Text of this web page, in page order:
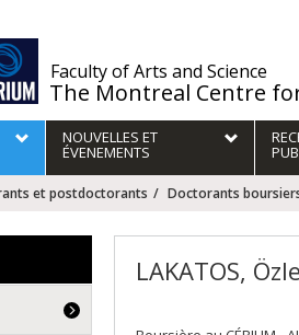
Faculty of Arts and Science
The Montreal Centre
NOUVELLES ET
ÉVENEMENTS
et postdoctorants Doctorants
LAKATOS,